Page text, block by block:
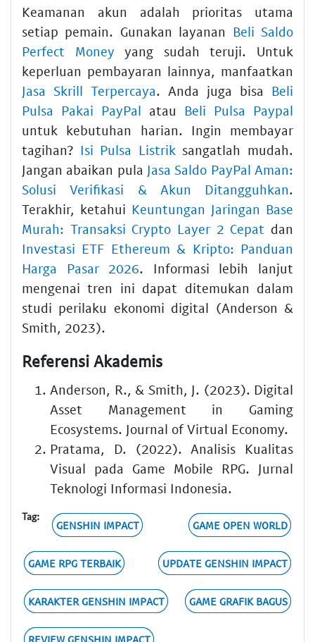
Keamanan akun adalah prioritas utama
setiap pemain. Gunakan layanan Beli Saldo
Perfect Money yang sudah teruji. Untuk
keperluan pembayaran lainnya, manfaatkan
Jasa Skrill Terpercaya. Anda juga bisa Beli
Pulsa Pakai PayPal atau Beli Pulsa Paypal
untuk kebutuhan harian. Ingin membayar
tagihan? Isi Pulsa Listriksangatlah mudah.
Jangan abaikan pula Jasa Saldo PayPal Aman:
Solusi Verifikasi & Akun Ditangguhkan.
Terakhir, ketahui Keuntungan Jaringan Base
Murah: Transaksi Crypto Layer 2 Cepat dan
Investasi ETF Ethereum & Kripto: Panduan
Harga Pasar 2026. Informasi lebih lanjut
mengenai tren ini dapat ditemukan dalam
studi perilaku ekonomi digital (Anderson &
Smith, 2023).
Referensi Akademis
Anderson, R., & Smith, J. (2023). Digital
Asset Management in Gaming
Ecosystems. Journal of Virtual Economy.
Pratama, D. (2022). Analisis Kualitas
Visual pada Game Mobile RPG. Jurnal
Teknologi Informasi Indonesia.
Tag:
GENSHIN IMPACT GAME OPEN WORLD
GAME RPG TERBAIK UPDATE GENSHIN IMPACT
KARAKTER GENSHIN IMPACT GAME GRAFIK BAGUS
REVIEW GENSHIN IMPACT